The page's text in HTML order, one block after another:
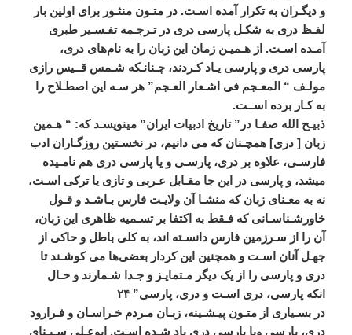
و ديگـران به تکرار آمده اسـت.در متـون منثـور برای اولين بار
لفـظ دری به شکـل پارسی دری در تـرجـمه تفـسـير طبری
آمـده اسـت. از هـميـن زمان اين زبان را به نامهای دری،
پارسی دری و پارسی يـاد کـردند، چـنانـکه شـمس قــيس رازی
مولـف “ المعـجم فی اشـعار العـجم”هر سـه اين اصطـلاح را
به کـار برده اســت.
ذبيـح الله صفـا در ”تاريخ ادبيات ايران”مینويسـد که: “هـمين
زبان [دری]همچـنان که می دانيم، در نخسـتين روزگـاران ادب
فارسـی، علاوه بر دری، پارسـی و يا پارسی دری هم نامـيده
میشد، و پارسی در اين جا مقـابل عـربی و تازی يا ترکی اسـت،
نه به معـنای زبان که منشـا آن ولايـت فارس بـاشـد و قـول
خاورشـناسـانی که فـقط به اکتفا بر تسـميه ظاهری اين زبان،
آن را از سـرزمين فارس دانسـته اند، به کلی باطل و حاکی از
جهـل آنان اسـت و همچنين اين کردار بعضیها می ‌کوشـند تا
دری و پارسی را از يک ديگر مـتمايـز و جـدا شـمارند و حـال
انکه پارسی، دری اسـت و دری، پارسی”۲۴
در بسـياری از متـون پيـشـينه، زبـان مـردم خـراسـان و فـرارود
دری، پارسی ويا پارسی دری ياد شـده اسـت. ابوعـلی سـيـنای